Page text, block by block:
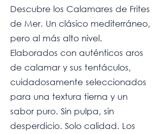
Descubre los Calamares de Frites
de Mer. Un clásico mediterráneo,
pero al más alto nivel.
Elaborados con auténticos aros
de calamar y sus tentáculos,
cuidadosamente seleccionados
para una textura tierna y un
sabor puro. Sin pulpa, sin
desperdicio. Solo calidad. Los